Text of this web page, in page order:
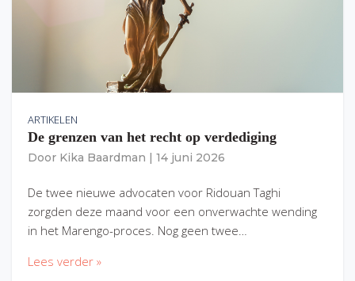
ARTIKELEN
De grenzen van het recht op verdediging
Door Kika Baardman 14 juni 2026
De twee nieuwe advocaten voor Ridouan Taghi
zorgden deze maand voor een onverwachte wending
in het Marengo-proces. Nog geen twee…
Lees verder »